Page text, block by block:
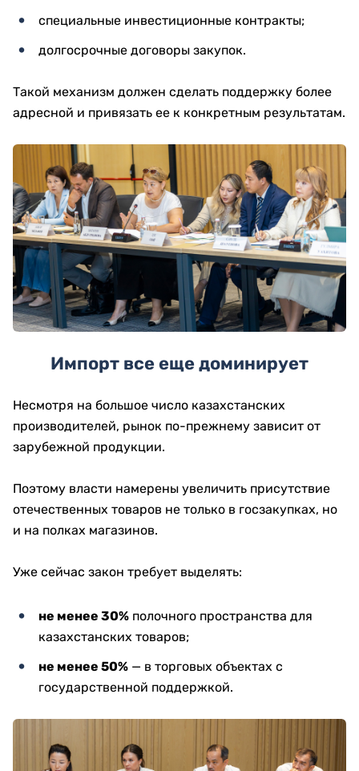
специальные инвестиционные контракты;
долгосрочные договоры закупок.
Такой механизм должен сделать поддержку более
адресной и привязать ее к конкретным результатам.
Импорт все еще доминирует
Несмотря на большое число казахстанских
производителей, рынок по-прежнему зависит от
зарубежной продукции.
Поэтому власти намерены увеличить присутствие
отечественных товаров не только в госзакупках, но
и на полках магазинов.
Уже сейчас закон требует выделять:
не менее 30% полочного пространства для
казахстанских товаров;
не менее 50% — в торговых объектах с
государственной поддержкой.